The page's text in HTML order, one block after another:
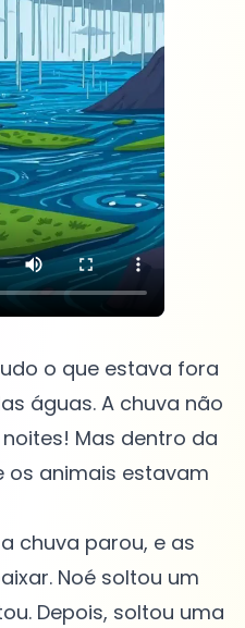
o que estava fora
águas. A chuva não
Mas dentro da
os animais estavam
chuva parou, e as
Noé soltou um
Depois, soltou uma